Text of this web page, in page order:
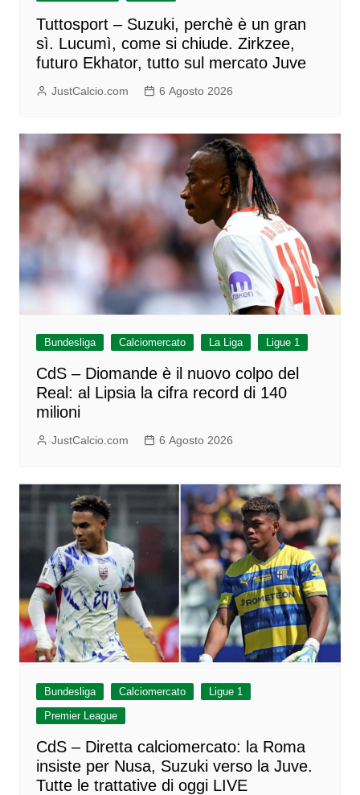
Tuttosport – Suzuki, perchè è un gran
sì. Lucumì, come si chiude. Zirkzee,
futuro Ekhator, tutto sul mercato Juve
JustCalcio.com 6 Agosto 2026
Bundesliga Calciomercato La Liga Ligue 1
CdS – Diomande è il nuovo colpo del
Real: al Lipsia la cifra record di 140
milioni
JustCalcio.com 6 Agosto 2026
Bundesliga Calciomercato
Ligue 1
Premier League
CdS – Diretta calciomercato: la Roma
insiste per Nusa, Suzuki verso la Juve.
Tutte le trattative di oggi LIVE